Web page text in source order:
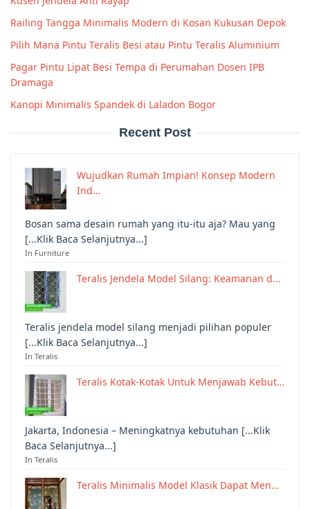
Railing Tangga Minimalis Modern di Kosan Kukusan Depok
Pilih Mana Pintu Teralis Besi atau Pintu Teralis Aluminium
Pagar Pintu Lipat Besi Tempa di Perumahan Dosen IPB
Dramaga
Kanopi Minimalis Spandek di Laladon Bogor
Recent Post
Wujudkan Rumah Impian! Konsep Modern
Ind…
Bosan sama desain rumah yang itu-itu aja? Mau yang
[...Klik Baca Selanjutnya...]
In Furniture
Teralis Jendela Model Silang: Keamanan d…
Teralis jendela model silang menjadi pilihan populer
[...Klik Baca Selanjutnya...]
In Teralis
Teralis Kotak-Kotak Untuk Menjawab Kebut…
Jakarta, Indonesia – Meningkatnya kebutuhan [...Klik
Baca Selanjutnya...]
In Teralis
Teralis Minimalis Model Klasik Dapat Men…